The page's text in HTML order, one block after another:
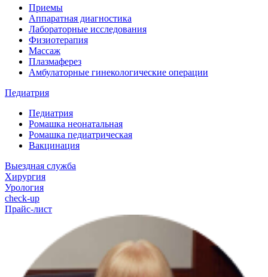
Приемы
Аппаратная диагностика
Лабораторные исследования
Физиотерапия
Массаж
Плазмаферез
Амбулаторные гинекологические операции
Педиатрия
Педиатрия
Ромашка неонатальная
Ромашка педиатрическая
Вакцинация
Выездная служба
Хирургия
Урология
check-up
Прайс-лист